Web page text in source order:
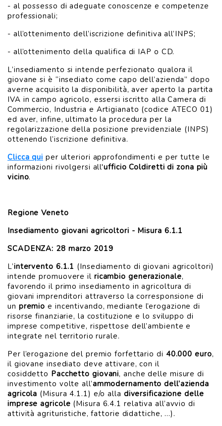
- al possesso di adeguate conoscenze e competenze
professionali;
- all’ottenimento dell’iscrizione definitiva all’INPS;
- all’ottenimento della qualifica di IAP o CD.
L’insediamento si intende perfezionato qualora il
giovane si è “insediato come capo dell’azienda” dopo
averne acquisito la disponibilità, aver aperto la partita
IVA in campo agricolo, essersi iscritto alla Camera di
Commercio, Industria e Artigianato (codice ATECO 01)
ed aver, infine, ultimato la procedura per la
regolarizzazione della posizione previdenziale (INPS)
ottenendo l’iscrizione definitiva.
Clicca qui per ulteriori approfondimenti e per tutte le
informazioni rivolgersi all'ufficio Coldiretti di zona più
vicino.
Regione Veneto
Insediamento giovani agricoltori - Misura 6.1.1
SCADENZA: 28 marzo 2019
L’intervento 6.1.1 (Insediamento di giovani agricoltori)
intende promuovere il ricambio generazionale,
favorendo il primo insediamento in agricoltura di
giovani imprenditori attraverso la corresponsione di
un premio e incentivando, mediante l’erogazione di
risorse finanziarie, la costituzione e lo sviluppo di
imprese competitive, rispettose dell’ambiente e
integrate nel territorio rurale.
Per l’erogazione del premio forfettario di 40.000 euro,
il giovane insediato deve attivare, con il
cosiddetto Pacchetto giovani, anche delle misure di
investimento volte all’ammodernamento dell’azienda
agricola (Misura 4.1.1) e/o alla diversificazione delle
imprese agricole (Misura 6.4.1 relativa all’avvio di
attività agrituristiche, fattorie didattiche, …).